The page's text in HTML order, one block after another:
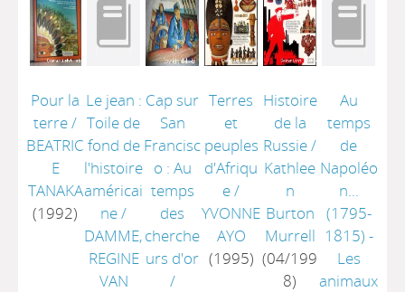
Pour la
terre/
BEATRIC
E
TANAKA
(1992)
Le jean :
Toile de
fond de
l'histoire
américai
ne/
DAMME,
REGINE
VAN
Cap sur
San
Francisc
o : Au
temps
des
cherche
urs d'or
/
Terres
et
peuples
d'Afriqu
e/
YVONNE
AYO
(1995)
Histoire
de la
Russie/
Kathlee
n
Burton
Murrell
(04/199
8)
Au
temps
de
Napoléo
n...
(1795-
1815) -
Les
animaux